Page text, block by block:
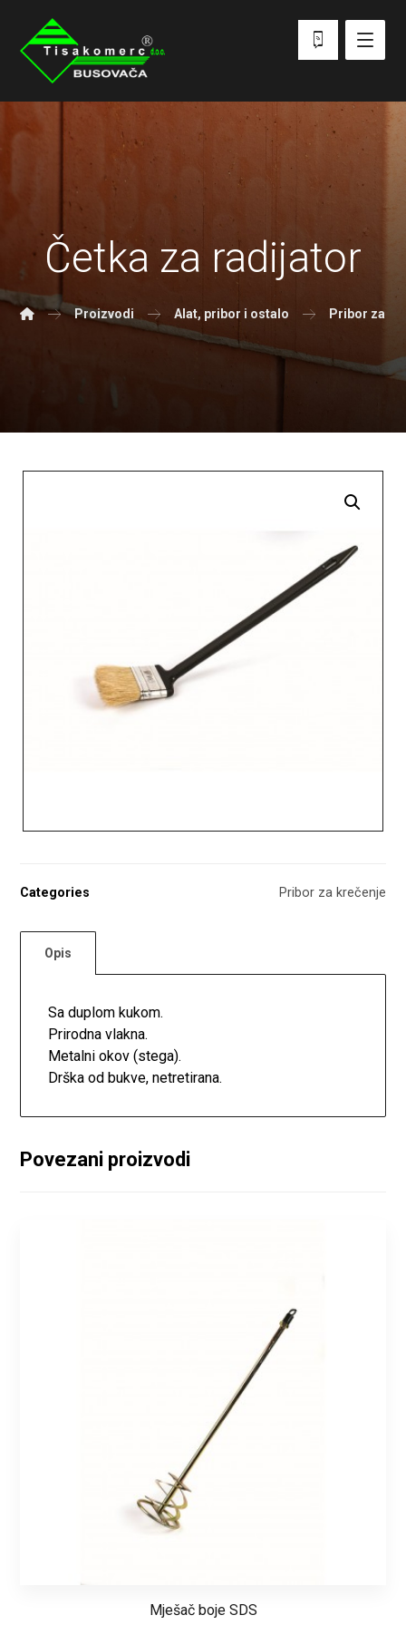
Četka za radijator
Proizvodi Alat, pribor i ostalo Pribor za
Categories Pribor za krečenje
Opis
Sa duplom kukom.
Prirodna vlakna.
Metalni okov (stega).
Drška od bukve, netretirana.
Povezani proizvodi
Mješač boje SDS